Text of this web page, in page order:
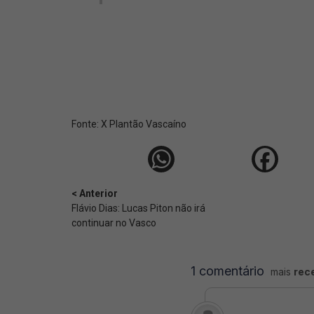
Fonte: X Plantão Vascaíno
< Anterior
Flávio Dias: Lucas Piton não irá
continuar no Vasco